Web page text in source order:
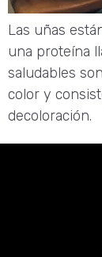
Las uñas
una proteína
saludables
color y
decoloración.